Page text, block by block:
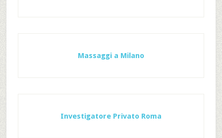
Massaggi a Milano
Investigatore Privato Roma